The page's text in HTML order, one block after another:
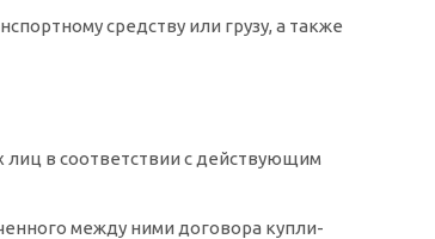
средству или грузу, а также
в соответствии с действующим
между ними договора купли-